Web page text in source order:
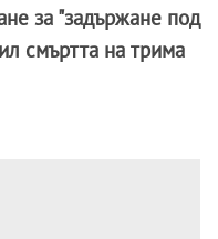
за "задържане под
смъртта на трима